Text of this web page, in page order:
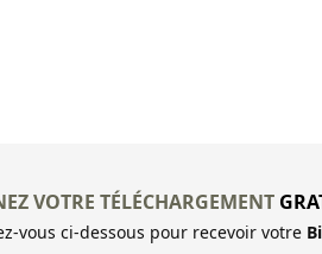
VOTRE TÉLÉCHARGEMENT
vous ci-dessous pour recevoir votre